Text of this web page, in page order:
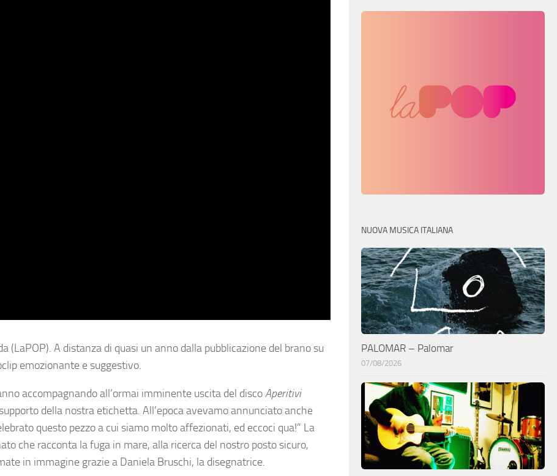
(LaPOP). A distanza di quasi un anno dalla pubblicazione del brano su
emozionante e suggestivo.
accompagnando all’ormai imminente uscita del discoAperitivi
della nostra etichetta. All’epoca avevamo annunciato anche
questo pezzo a cui siamo molto affezionati, ed eccoci qua!” La
che racconta la fuga in mare, alla ricerca del nostro posto sicuro,
in immagine grazie a Daniela Bruschi, la disegnatrice.
NUOVA MUSICA ITALIANA
PALOMAR – Palomar
07/08/2026